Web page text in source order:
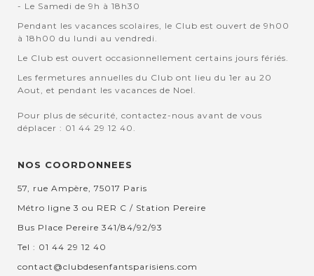
- Le Samedi de 9h à 18h30
Pendant les vacances scolaires, le Club est ouvert de 9h00
à 18h00 du lundi au vendredi.
Le Club est ouvert occasionnellement certains jours fériés.
Les fermetures annuelles du Club ont lieu du 1er au 20
Aout, et pendant les vacances de Noel.
Pour plus de sécurité, contactez-nous avant de vous
déplacer : 01 44 29 12 40.
NOS COORDONNEES
57, rue Ampère, 75017 Paris
Métro ligne 3 ou RER C / Station Pereire
Bus Place Pereire 341/84/92/93
Tel : 01 44 29 12 40
contact@clubdesenfantsparisiens.com